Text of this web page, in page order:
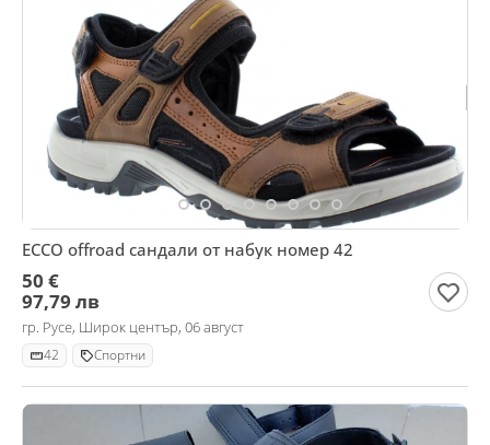
ECCO offroad сандали от набук номер 42
50 €
97,79 лв
гр. Русе, Широк център, 06 август
42 Спортни